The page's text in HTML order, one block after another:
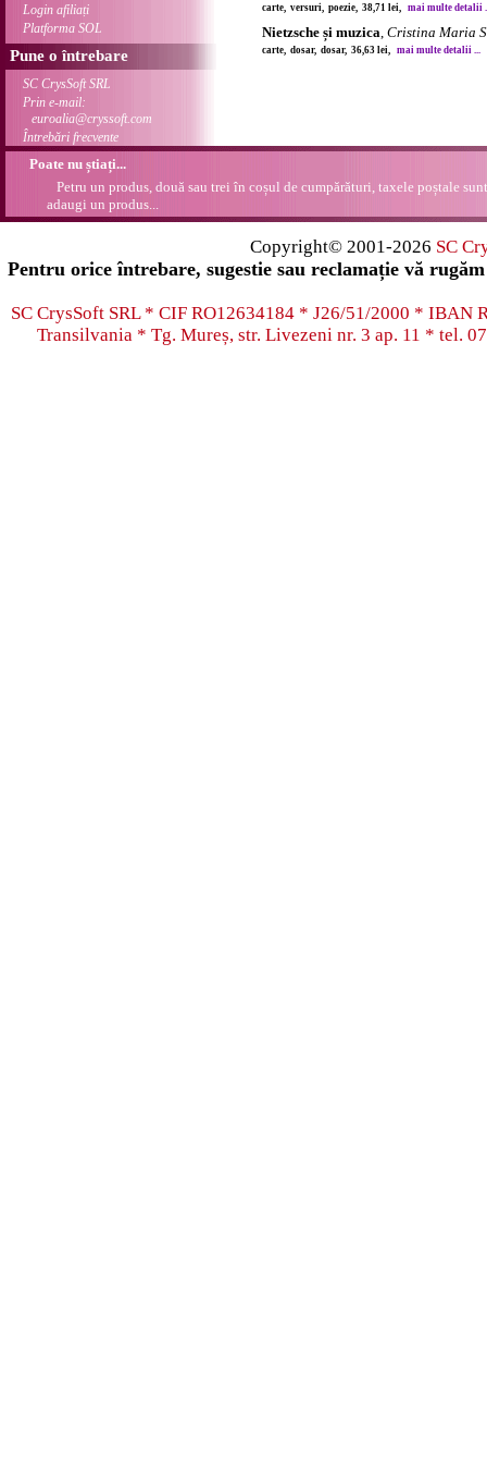
Login afiliați
Platforma SOL
Pune o întrebare
SC CrysSoft SRL
Prin e-mail:
euroalia@cryssoft.com
Întrebări frecvente
carte, versuri, poezie, 38,71 lei, mai multe detalii
Nietzsche și muzica, Cristina Maria
carte, dosar, dosar, 36,63 lei, mai multe detalii ...
Poate nu știați...
Petru un produs, două sau trei în coșul de cumpărături, taxele poștale
adaugi un produs...
Copyright© 2001-2026 SC
Pentru orice întrebare, sugestie sau reclamație vă
SC CrysSoft SRL * CIF RO12634184 * J26/51/2000 * IBAN
Transilvania * Tg. Mureș, str. Livezeni nr. 3 ap. 11 * tel.